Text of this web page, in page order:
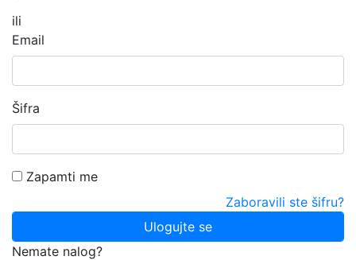
ili
Email
Šifra
Zapamti me
Zaboravili ste šifru?
Ulogujte se
Nemate nalog?